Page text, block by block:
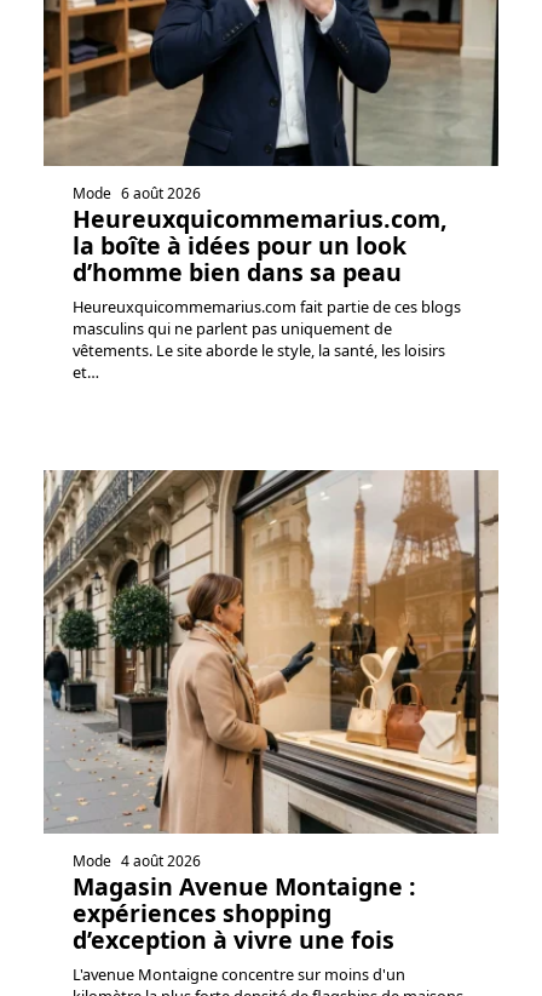
Mode 6 août 2026
Heureuxquicommemarius.com,
la boîte à idées pour un look
d’homme bien dans sa peau
Heureuxquicommemarius.com fait partie de ces blogs
masculins qui ne parlent pas uniquement de
vêtements. Le site aborde le style, la santé, les loisirs
et…
Mode 4 août 2026
Magasin Avenue Montaigne :
expériences shopping
d’exception à vivre une fois
L'avenue Montaigne concentre sur moins d'un